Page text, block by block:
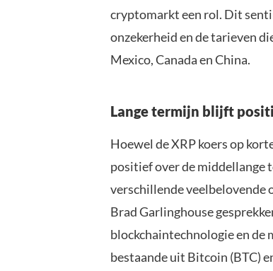
cryptomarkt een rol. Dit
onzekerheid en de tarieven
Mexico, Canada en China.
Lange termijn blijft
Hoewel de XRP koers op
positief over de
verschillende veelbelovende
Brad Garlinghouse
blockchaintechnologie en de
bestaande uit Bitcoin (BTC)